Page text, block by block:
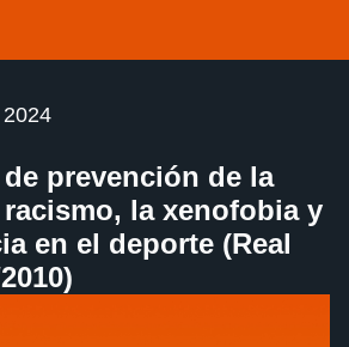
prevención de la
la xenofobia y
en el deporte (Real